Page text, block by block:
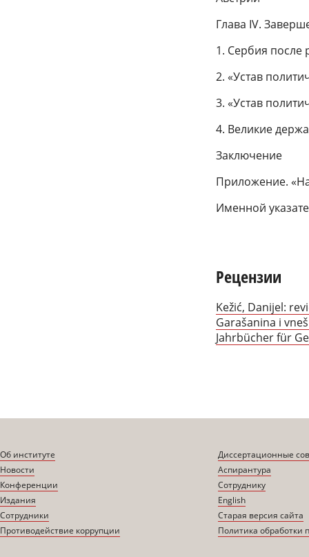
Глава IV.
1. Сербия после
2. «Устав
3. «Устав
4. Великие
Заключение
Приложение.
Именной
Рецензии
Kežić, Danijel:
Garašanina i
Jahrbücher für
Об институте
Новости
Конференции
Издания
Сотрудники
Противодействие коррупции
Диссертационные
Аспирантура
Сотруднику
English
Старая версия сайта
Политика обработки